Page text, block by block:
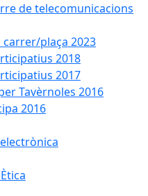
de telecomunicacions
plaça 2023
2018
2017
Tavèrnoles 2016
2016